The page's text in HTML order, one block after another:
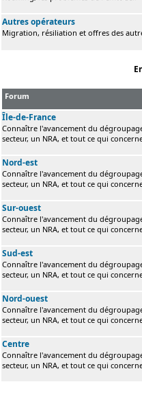
Autres opérateurs
Migration, résiliation et offres des
Forum
Île-de-France
Connaître l'avancement du
secteur, un NRA, et tout ce qui
Nord-est
Connaître l'avancement du
secteur, un NRA, et tout ce qui
Sur-ouest
Connaître l'avancement du
secteur, un NRA, et tout ce qui
Sud-est
Connaître l'avancement du
secteur, un NRA, et tout ce qui
Nord-ouest
Connaître l'avancement du
secteur, un NRA, et tout ce qui
Centre
Connaître l'avancement du
secteur, un NRA, et tout ce qui